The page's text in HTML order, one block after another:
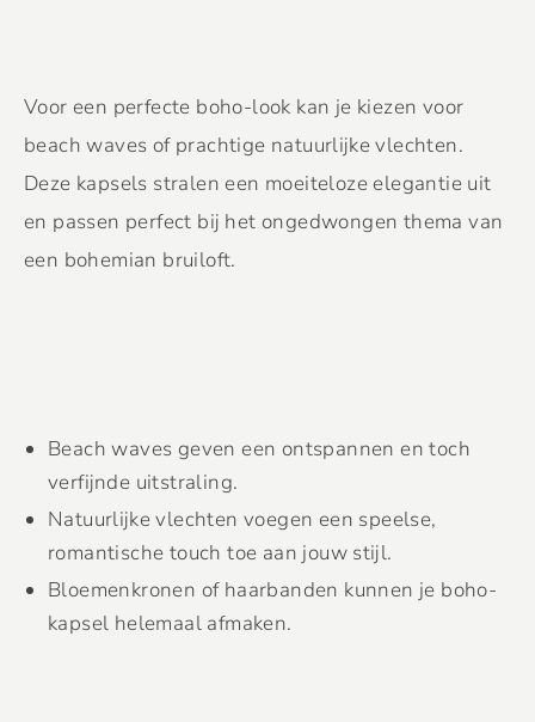
Voor een perfecte boho-look kan je kiezen voor
beach waves of prachtige natuurlijke vlechten.
Deze kapsels stralen een moeiteloze elegantie uit
en passen perfect bij het ongedwongen thema van
een bohemian bruiloft.
Beach waves geven een ontspannen en toch
verfijnde uitstraling.
Natuurlijke vlechten voegen een speelse,
romantische touch toe aan jouw stijl.
Bloemenkronen of haarbanden kunnen je boho-
kapsel helemaal afmaken.